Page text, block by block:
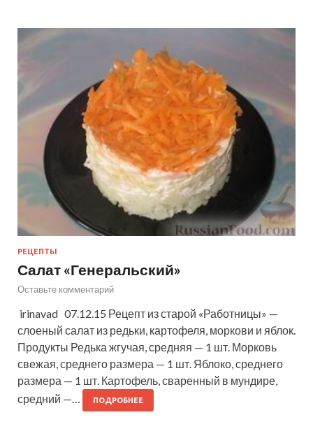
РЕЦЕПТЫ
Салат «Генеральский»
Оставьте комментарий
irinavad 07.12.15 Рецепт из старой «Работницы» —
слоеный салат из редьки, картофеля, моркови и яблок.
Продукты Редька жгучая, средняя — 1 шт. Морковь
свежая, среднего размера — 1 шт. Яблоко, среднего
размера — 1 шт. Картофель, сваренный в мундире,
средний —…
ПОДРОБНЕЕ